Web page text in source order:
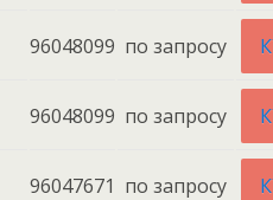
96048099 по запросу
96048099 по запросу
96047671 по запросу